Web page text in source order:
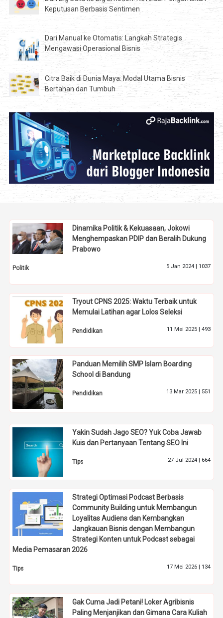
Keputusan Berbasis Sentimen
Dari Manual ke Otomatis: Langkah Strategis
Mengawasi Operasional Bisnis
Citra Baik di Dunia Maya: Modal Utama Bisnis
Bertahan dan Tumbuh
Dinamika Politik & Kekuasaan, Jokowi
Menghempaskan PDIP dan Beralih Dukung
Prabowo
Politik 5 Jan 2024 | 1037
Tryout CPNS 2025: Waktu Terbaik untuk
Memulai Latihan agar Lolos Seleksi
Pendidikan 11 Mei 2025 | 493
Panduan Memilih SMP Islam Boarding
School di Bandung
Pendidikan 13 Mar 2025 | 551
Yakin Sudah Jago SEO? Yuk Coba Jawab
Kuis dan Pertanyaan Tentang SEO Ini
Tips 27 Jul 2024 | 664
Strategi Optimasi Podcast Berbasis
Community Building untuk Membangun
Loyalitas Audiens dan Kembangkan
Jangkauan Bisnis dengan Membangun
Strategi Konten untuk Podcast sebagai
Media Pemasaran 2026
Tips 17 Mei 2026 | 134
Gak Cuma Jadi Petani! Loker Agribisnis
Paling Menjanjikan dan Gimana Cara Kuliah